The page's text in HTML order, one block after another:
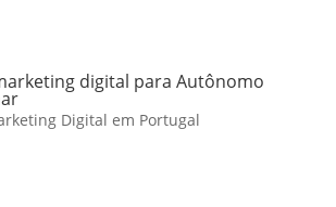
digital para Autônomo
Digital em Portugal